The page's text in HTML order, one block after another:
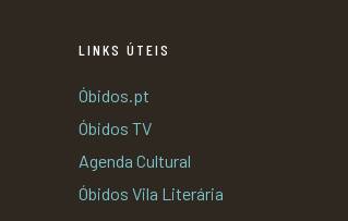
LINKS ÚTEIS
Óbidos.pt
Óbidos TV
Agenda Cultural
Óbidos Vila Literária